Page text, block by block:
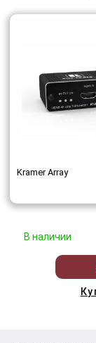
Kramer Array
В наличии